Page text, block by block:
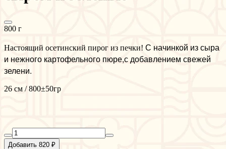
800 г
Настоящий осетинский пирог из печки! С начинкой из сыра
и нежного картофельного пюре,с добавлением свежей
зелени.
26 см / 800±50гр
Добавить 820 ₽